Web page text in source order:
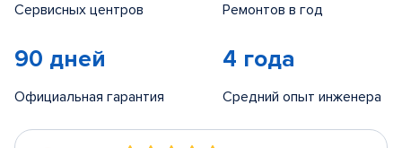
Сервисных центров Ремонтов в год
90 дней
Официальная гарантия
4 года
Средний опыт инженера